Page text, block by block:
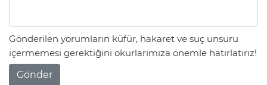
Gönderilen yorumların küfür, hakaret ve suç unsuru
içermemesi gerektiğini okurlarımıza önemle hatırlatırız!
Gönder